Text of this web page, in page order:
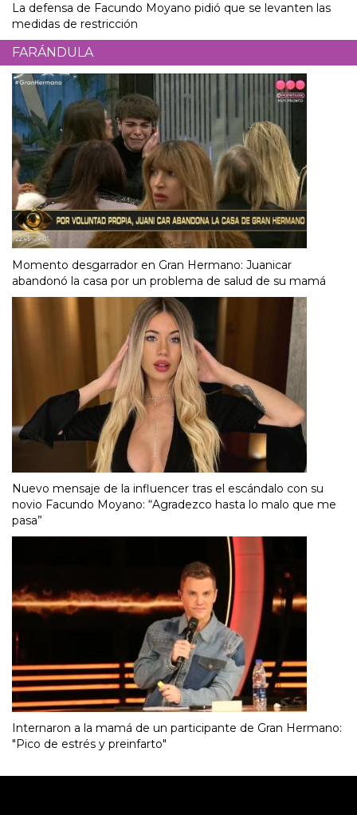
La defensa de Facundo Moyano pidió que se levanten las
medidas de restricción
FARÁNDULA
Momento desgarrador en Gran Hermano: Juanicar
abandonó la casa por un problema de salud de su mamá
Nuevo mensaje de la influencer tras el escándalo con su
novio Facundo Moyano: “Agradezco hasta lo malo que me
pasa”
Internaron a la mamá de un participante de Gran Hermano:
"Pico de estrés y preinfarto"